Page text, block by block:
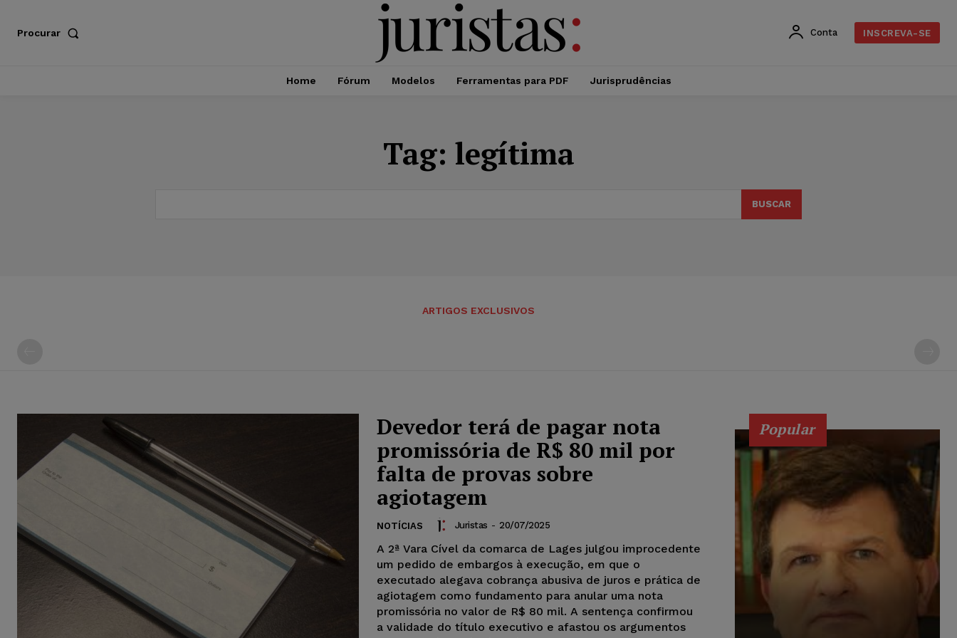
Procurar Conta INSCREVA-SE
Home Fórum Modelos Ferramentas para PDF Jurisprudências
Tag: legítima
BUSCAR
ARTIGOS EXCLUSIVOS
Devedor terá de pagar nota
promissória de R$ 80 mil por
falta de provas sobre
agiotagem
NOTÍCIAS Juristas - 20/07/2025
A 2ª Vara Cível da comarca de Lages julgou improcedente
um pedido de embargos à execução, em que o
executado alegava cobrança abusiva de juros e prática de
agiotagem como fundamento para anular uma nota
promissória no valor de R$ 80 mil. A sentença confirmou
a validade do título executivo e afastou os argumentos
Popular